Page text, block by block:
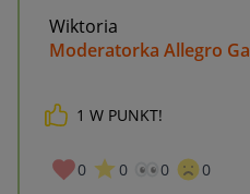
Wiktoria
Moderatorka Allegro
1 W PUNKT!
0 0 0 0